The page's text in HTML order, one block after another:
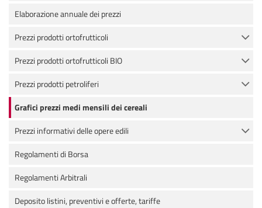
Elaborazione annuale dei prezzi
Prezzi prodotti ortofrutticoli
Prezzi prodotti ortofrutticoli BIO
Prezzi prodotti petroliferi
Grafici prezzi medi mensili dei cereali
Prezzi informativi delle opere edili
Regolamenti di Borsa
Regolamenti Arbitrali
Deposito listini, preventivi e offerte, tariffe